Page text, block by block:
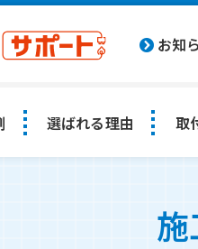
お知
選ばれる理由 取